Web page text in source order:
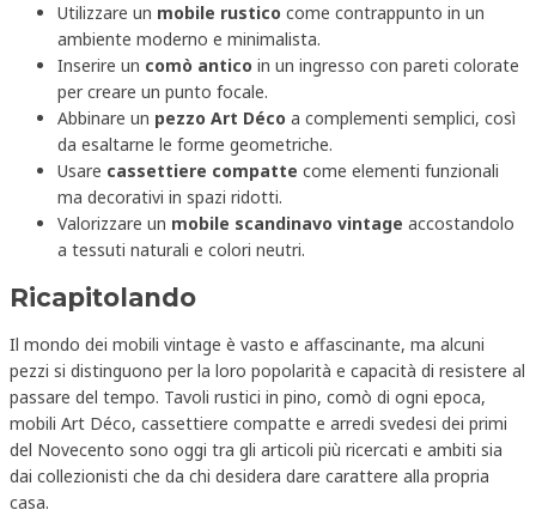
Utilizzare un mobile rustico come contrappunto in un
ambiente moderno e minimalista.
Inserire un comò antico in un ingresso con pareti colorate
per creare un punto focale.
Abbinare un pezzo Art Déco a complementi semplici, così
da esaltarne le forme geometriche.
Usare cassettiere compatte come elementi funzionali
ma decorativi in spazi ridotti.
Valorizzare un mobile scandinavo vintage accostandolo
a tessuti naturali e colori neutri.
Ricapitolando
Il mondo dei mobili vintage è vasto e affascinante, ma alcuni
pezzi si distinguono per la loro popolarità e capacità di resistere al
passare del tempo. Tavoli rustici in pino, comò di ogni epoca,
mobili Art Déco, cassettiere compatte e arredi svedesi dei primi
del Novecento sono oggi tra gli articoli più ricercati e ambiti sia
dai collezionisti che da chi desidera dare carattere alla propria
casa.